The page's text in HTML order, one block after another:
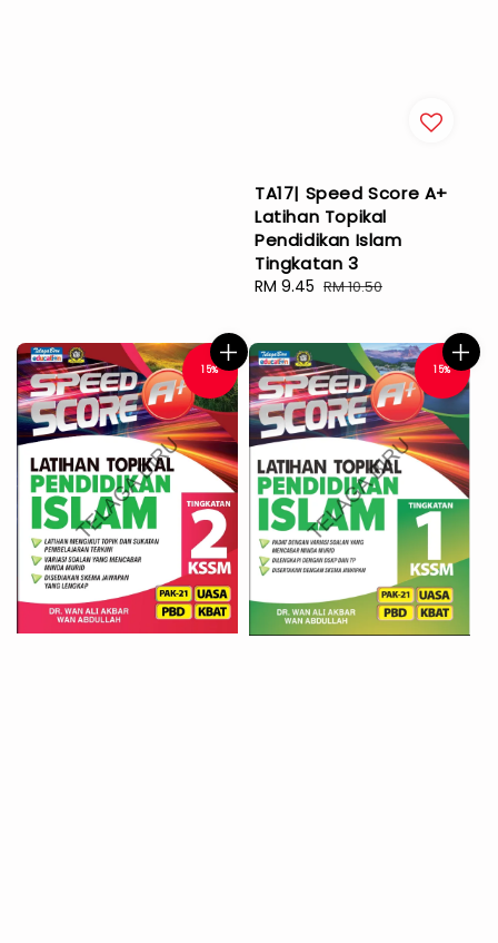
TA17| Speed Score A+
Latihan Topikal
Pendidikan Islam
Tingkatan 3
Sale
RM 9.45 Regular
RM 10.50
15% 15%